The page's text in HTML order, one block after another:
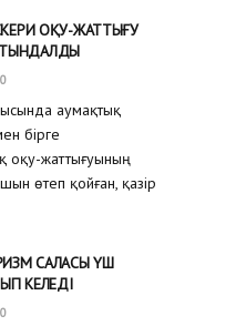
ОҚУ-ЖАТТЫҒУ
0
аумақтық
бірге
оқу-жаттығуының
өтеп қойған, қазір
САЛАСЫ ҮШ
КЕЛЕДІ
0